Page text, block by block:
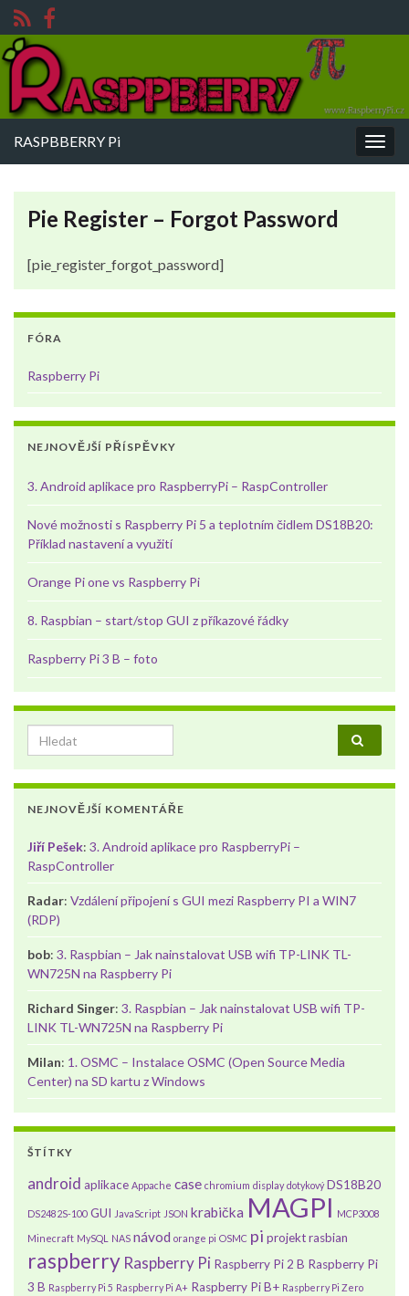
RASPBBERRY Pi
Pie Register – Forgot Password
[pie_register_forgot_password]
FÓRA
Raspberry Pi
NEJNOVĚJŠÍ PŘÍSPĚVKY
3. Android aplikace pro RaspberryPi – RaspController
Nové možnosti s Raspberry Pi 5 a teplotním čidlem DS18B20:
Příklad nastavení a využití
Orange Pi one vs Raspberry Pi
8. Raspbian – start/stop GUI z příkazové řádky
Raspberry Pi 3 B – foto
Search for:
NEJNOVĚJŠÍ KOMENTÁŘE
Jiří Pešek: 3. Android aplikace pro RaspberryPi –
RaspController
Radar: Vzdálení připojení s GUI mezi Raspberry PI a WIN7
(RDP)
bob: 3. Raspbian – Jak nainstalovat USB wifi TP-LINK TL-
WN725N na Raspberry Pi
Richard Singer: 3. Raspbian – Jak nainstalovat USB wifi TP-
LINK TL-WN725N na Raspberry Pi
Milan: 1. OSMC – Instalace OSMC (Open Source Media
Center) na SD kartu z Windows
ŠTÍTKY
android aplikace Appache case chromium display dotykový DS18B20
DS2482S-100 GUI JavaScript JSON krabička MAGPI MCP3008
Minecraft MySQL NAS návod orange pi OSMC pi projektrasbian
raspberry Raspberry Pi Raspberry Pi 2 B Raspberry Pi
3 B Raspberry Pi 5 Raspberry Pi A+ Raspberry Pi B+ Raspberry Pi Zero